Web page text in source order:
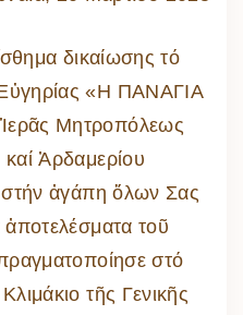
δικαίωσης τό
«Η ΠΑΝΑΓΙΑ
Μητροπόλεως
Ἀρδαμερίου
στήν ἀγάπη ὅλων Σας
ἀποτελέσματα τοῦ
στό
τῆς Γενικῆς